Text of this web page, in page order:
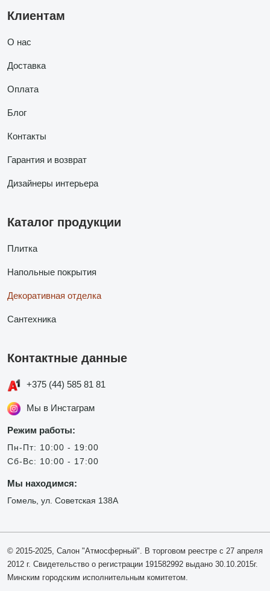
Клиентам
О нас
Доставка
Оплата
Блог
Контакты
Гарантия и возврат
Дизайнеры интерьера
Каталог продукции
Плитка
Напольные покрытия
Декоративная отделка
Сантехника
Контактные данные
+375 (44) 585 81 81
Мы в Инстаграм
Режим работы:
Пн-Пт: 10:00 - 19:00
Сб-Вс: 10:00 - 17:00
Мы находимся:
Гомель, ул. Советская 138А
© 2015-2025, Салон "Атмосферный". В торговом реестре с 27 апреля
2012 г. Свидетельство о регистрации 191582992 выдано 30.10.2015г.
Минским городским исполнительным комитетом.